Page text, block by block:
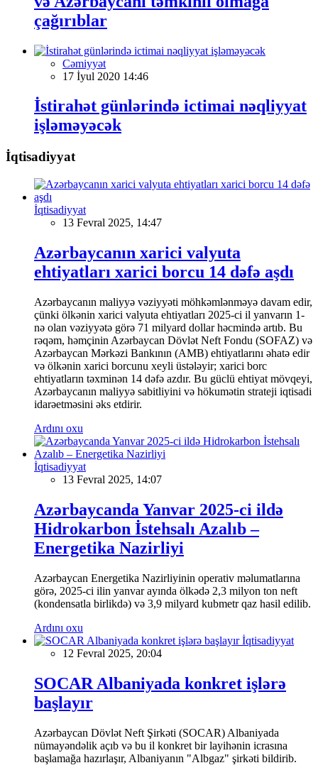
çağırıblar
Cəmiyyət
17 İyul 2020 14:46
İstirahət günlərində ictimai nəqliyyat
işləməyəcək
İqtisadiyyat
İqtisadiyyat
13 Fevral 2025, 14:47
Azərbaycanın xarici valyuta
ehtiyatları xarici borcu 14 dəfə aşdı
Azərbaycanın maliyyə vəziyyəti möhkəmlənməyə davam edir,
çünki ölkənin xarici valyuta ehtiyatları 2025-ci il yanvarın 1-
nə olan vəziyyətə görə 71 milyard dollar həcmində artıb. Bu
rəqəm, həmçinin Azərbaycan Dövlət Neft Fondu (SOFAZ) və
Azərbaycan Mərkəzi Bankının (AMB) ehtiyatlarını əhatə edir
və ölkənin xarici borcunu xeyli üstələyir; xarici borc
ehtiyatların təxminən 14 dəfə azdır. Bu güclü ehtiyat mövqeyi,
Azərbaycanın maliyyə sabitliyini və hökumətin strateji iqtisadi
idarəetməsini əks etdirir.
Ardını oxu
İqtisadiyyat
13 Fevral 2025, 14:07
Azərbaycanda Yanvar 2025-ci ildə
Hidrokarbon İstehsalı Azalıb –
Energetika Nazirliyi
Azərbaycan Energetika Nazirliyinin operativ məlumatlarına
görə, 2025-ci ilin yanvar ayında ölkədə 2,3 milyon ton neft
(kondensatla birlikdə) və 3,9 milyard kubmetr qaz hasil edilib.
Ardını oxu
İqtisadiyyat
12 Fevral 2025, 20:04
SOCAR Albaniyada konkret işlərə
başlayır
Azərbaycan Dövlət Neft Şirkəti (SOCAR) Albaniyada
nümayəndəlik açıb və bu il konkret bir layihənin icrasına
başlamağa hazırlaşır, Albaniyanın "Albgaz" şirkəti bildirib.